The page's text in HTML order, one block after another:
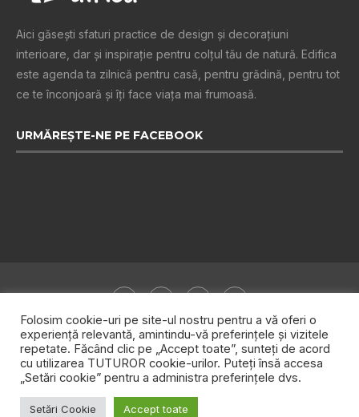
Aici găsești sfaturi practice de design şi decoraţiuni
interioare, dar și inspiraţie pentru colţul tău de natură. Edifica
este agenda ta zilnică pentru casă, pentru grădină, pentru tot
ce te înconjoară şi îţi face viaţa mai frumoasă.
URMĂREȘTE-NE PE FACEBOOK
Despre noi Publicitate
Politica de confidențialitate
Contact
Folosim cookie-uri pe site-ul nostru pentru a vă oferi o
experiență relevantă, amintindu-vă preferințele și vizitele
repetate. Făcând clic pe „Accept toate”, sunteți de acord
cu utilizarea TUTUROR cookie-urilor. Puteți însă accesa
„Setări cookie” pentru a administra preferințele dvs.
Setări Cookie Accept toate